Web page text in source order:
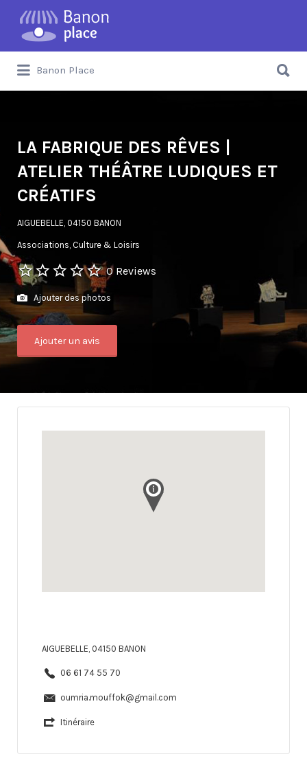
Banon Place
LA FABRIQUE DES RÊVES |
ATELIER THÉÂTRE LUDIQUES ET
CRÉATIFS
AIGUEBELLE, 04150 BANON
Associations Culture & Loisirs
0 Reviews
Ajouter des photos
Ajouter un avis
AIGUEBELLE, 04150 BANON
06 61 74 55 70
oumria.mouffok@gmail.com
Itinéraire